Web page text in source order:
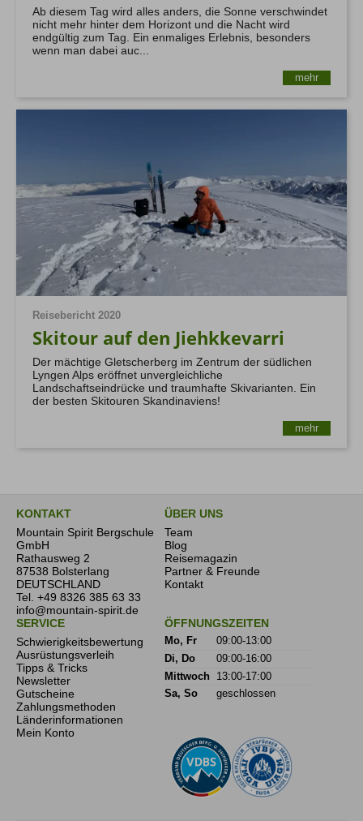
Ab diesem Tag wird alles anders, die Sonne verschwindet
nicht mehr hinter dem Horizont und die Nacht wird
endgültig zum Tag. Ein enmaliges Erlebnis, besonders
wenn man dabei auc...
mehr
Reisebericht 2020
Skitour auf den Jiehkkevarri
Der mächtige Gletscherberg im Zentrum der südlichen
Lyngen Alps eröffnet unvergleichliche
Landschaftseindrücke und traumhafte Skivarianten. Ein
der besten Skitouren Skandinaviens!
mehr
KONTAKT
Mountain Spirit Bergschule
GmbH
Rathausweg 2
87538 Bolsterlang
DEUTSCHLAND
Tel. +49 8326 385 63 33
info@mountain-spirit.de
ÜBER UNS
Team
Blog
Reisemagazin
Partner & Freunde
Kontakt
SERVICE
Schwierigkeitsbewertung
Ausrüstungsverleih
Tipps & Tricks
Newsletter
Gutscheine
Zahlungsmethoden
Länderinformationen
Mein Konto
ÖFFNUNGSZEITEN
Mo, Fr
09:00-13:00
Di, Do
09:00-16:00
Mittwoch
13:00-17:00
Sa, So
geschlossen